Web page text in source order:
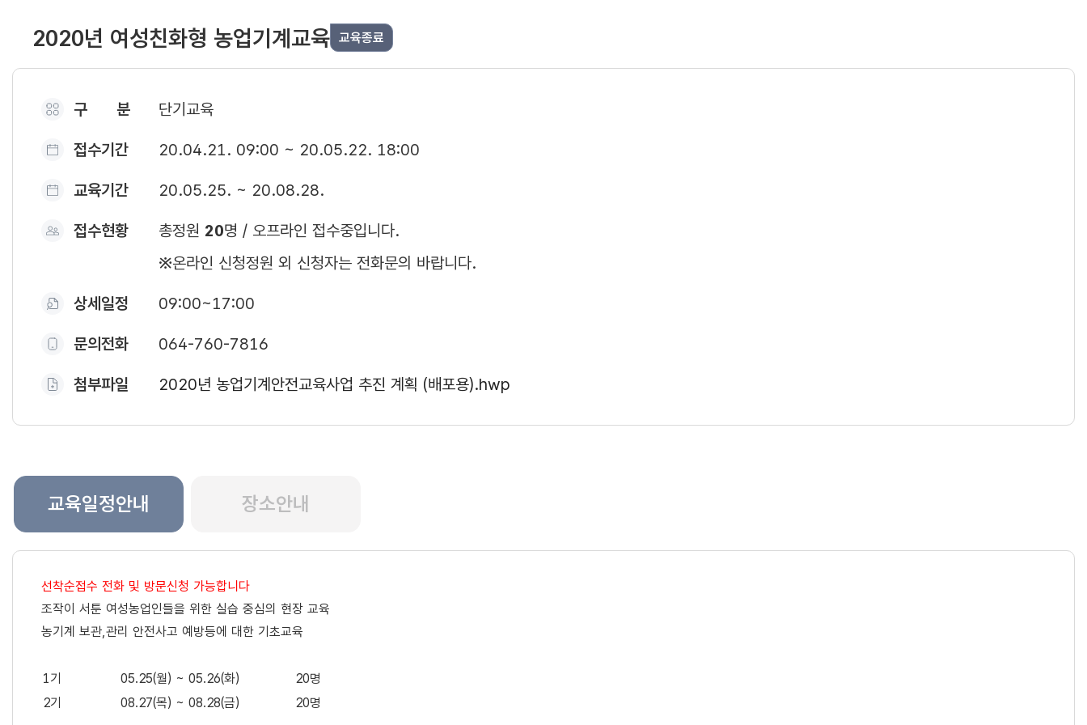
2020년 여성친화형 농업기계교육 교육종료
구 분 단기교육
접수기간 20.04.21. 09:00 ~ 20.05.22. 18:00
교육기간 20.05.25. ~ 20.08.28.
접수현황 총정원 20명 / 오프라인 접수중입니다.
※온라인 신청정원 외 신청자는 전화문의 바랍니다.
상세일정 09:00~17:00
문의전화 064-760-7816
첨부파일 2020년 농업기계안전교육사업 추진 계획 (배포용).hwp
교육일정안내 장소안내
선착순접수 전화 및 방문신청 가능합니다
조작이 서툰 여성농업인들을 위한 실습 중심의 현장 교육
농기계 보관,관리 안전사고 예방등에 대한 기초교육
1기 05.25(월) ~ 05.26(화)
20명
2기
08.27(목) ~ 08.28(금) 20명